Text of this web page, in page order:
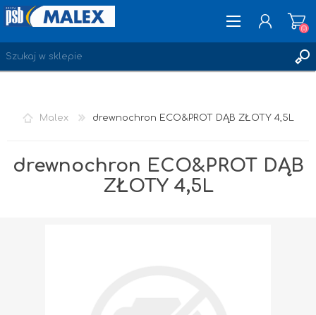
ZAREJESTRUJ SIĘ
(0)
Malex drewnochron ECO&PROT DĄB ZŁOTY 4,5L
drewnochron ECO&PROT DĄB
ZŁOTY 4,5L